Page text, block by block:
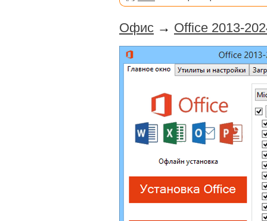
Офис → Office 2013-